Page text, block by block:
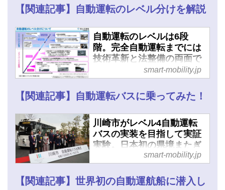
【関連記事】自動運転のレベル分けを解説
自動運転のレベルは6段
階。完全自動運転までには
技術革新と法整備の両面で
課題は多い - スマートモビ
リティJP
smart-mobility.jp
【関連記事】自動運転バスに乗ってみた！
川崎市がレベル4自動運転
バスの実装を目指して実証
実験。日本初の県境またぎ
のルートを設定 - スマート
smart-mobility.jp
【関連記事】世界初の自動運航船に潜入し